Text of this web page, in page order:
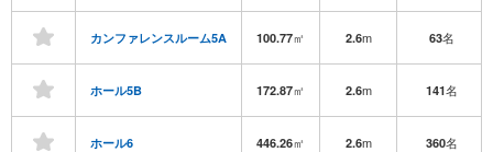
カンファレンスルーム5A 100.77㎡ 2.6m 63名
ホール5B 172.87㎡ 2.6m 141名
ホール6 446.26㎡ 2.6m 360名